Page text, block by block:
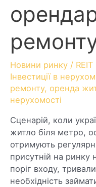
Новини ринку / REIT
Інвестиції в
ремонту, оренда
нерухомості
Сценарій, коли
житло біля метро,
отримують
присутній на ринку
поріг входу,
необхідність